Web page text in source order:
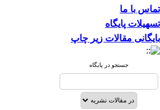
تماس با ما
تسهیلات پایگاه
بایگانی مقالات زیر چاپ
جستجو در پایگاه